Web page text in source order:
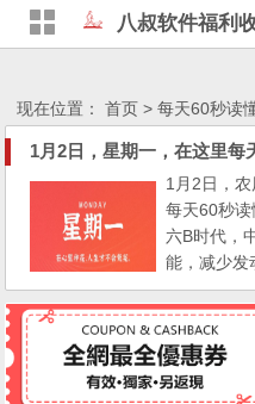
八叔软件福利
现在位置：首页 >每天60秒读
1月2日，星期一，在这里每
1月2日，农
每天60秒
六B时代，
能，减少发
高，但价格
(或称国
油全面进入
始国内的所
汽油了。国